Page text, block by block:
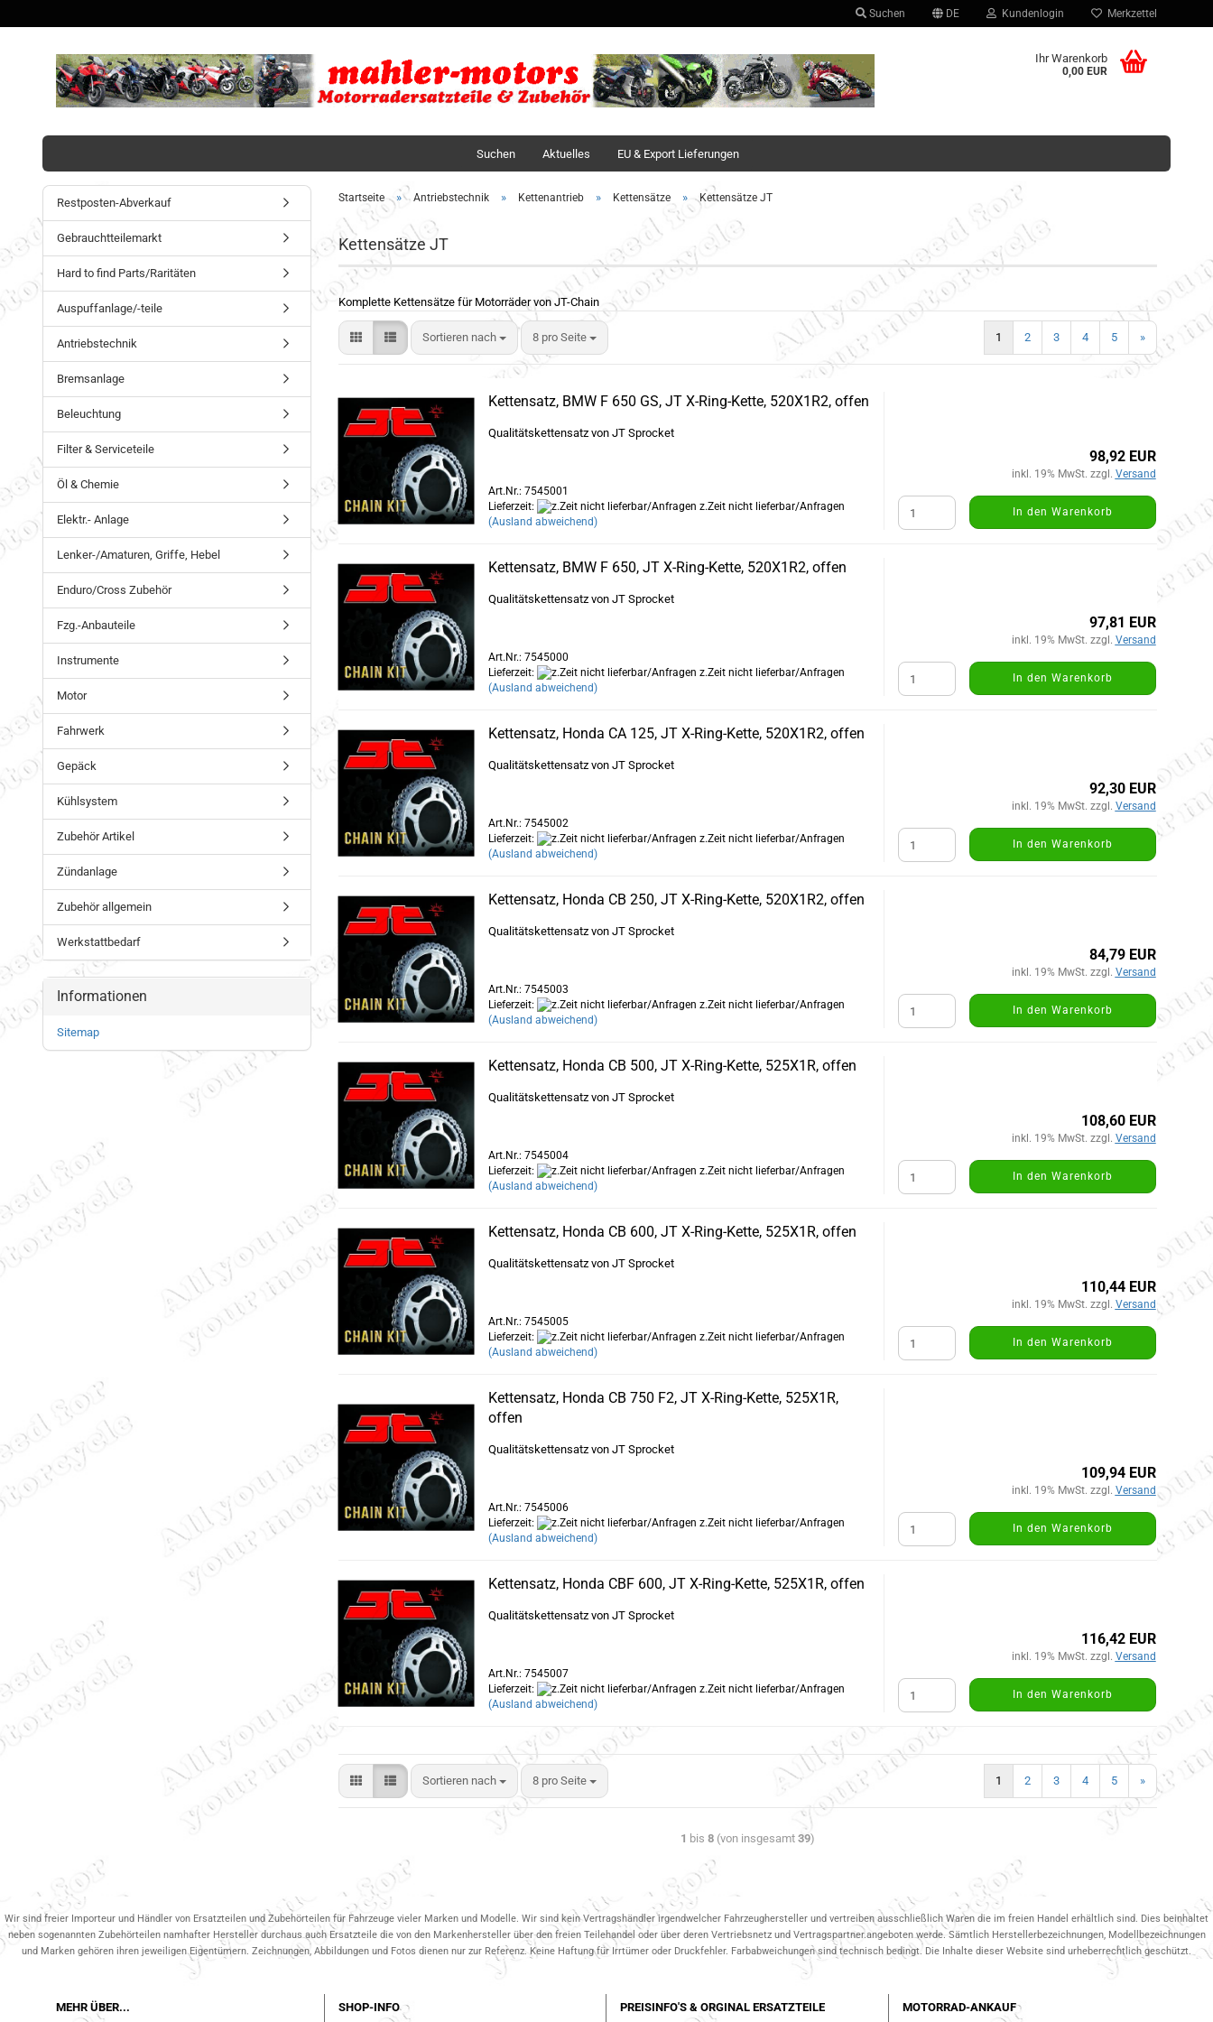
Suchen DE
Sprache auswählen
Kundenlogin
Konto erstellen
Passwort vergessen?
Merkzettel
Ihr Warenkorb
0,00 EUR
Suchen Aktuelles EU & Export Lieferungen
Startseite » Antriebstechnik » Kettenantrieb » Kettensätze » Kettensätze JT
Kettensätze JT
Komplette Kettensätze für Motorräder von JT-Chain
Sortieren nach 8 pro Seite 1 2 3 4 5 »
Kettensatz, BMW F 650 GS, JT X-Ring-Kette, 520X1R2, offen
Qualitätskettensatz von JT Sprocket
Art.Nr.: 7545001
Lieferzeit:
z.Zeit nicht lieferbar/Anfragen
(Ausland abweichend)
98,92 EUR
inkl. 19% MwSt. zzgl. Versand
In den Warenkorb
Kettensatz, BMW F 650, JT X-Ring-Kette, 520X1R2, offen
Qualitätskettensatz von JT Sprocket
Art.Nr.: 7545000
Lieferzeit:
z.Zeit nicht lieferbar/Anfragen
(Ausland abweichend)
97,81 EUR
inkl. 19% MwSt. zzgl. Versand
In den Warenkorb
Kettensatz, Honda CA 125, JT X-Ring-Kette, 520X1R2, offen
Qualitätskettensatz von JT Sprocket
Art.Nr.: 7545002
Lieferzeit:
z.Zeit nicht lieferbar/Anfragen
(Ausland abweichend)
92,30 EUR
inkl. 19% MwSt. zzgl. Versand
In den Warenkorb
Kettensatz, Honda CB 250, JT X-Ring-Kette, 520X1R2, offen
Qualitätskettensatz von JT Sprocket
Art.Nr.: 7545003
Lieferzeit:
z.Zeit nicht lieferbar/Anfragen
(Ausland abweichend)
84,79 EUR
inkl. 19% MwSt. zzgl. Versand
In den Warenkorb
Kettensatz, Honda CB 500, JT X-Ring-Kette, 525X1R, offen
Qualitätskettensatz von JT Sprocket
Art.Nr.: 7545004
Lieferzeit:
z.Zeit nicht lieferbar/Anfragen
(Ausland abweichend)
108,60 EUR
inkl. 19% MwSt. zzgl. Versand
In den Warenkorb
Kettensatz, Honda CB 600, JT X-Ring-Kette, 525X1R, offen
Qualitätskettensatz von JT Sprocket
Art.Nr.: 7545005
Lieferzeit:
z.Zeit nicht lieferbar/Anfragen
(Ausland abweichend)
110,44 EUR
inkl. 19% MwSt. zzgl. Versand
In den Warenkorb
Kettensatz, Honda CB 750 F2, JT X-Ring-Kette, 525X1R,
offen
Qualitätskettensatz von JT Sprocket
Art.Nr.: 7545006
Lieferzeit:
z.Zeit nicht lieferbar/Anfragen
(Ausland abweichend)
109,94 EUR
inkl. 19% MwSt. zzgl. Versand
In den Warenkorb
Kettensatz, Honda CBF 600, JT X-Ring-Kette, 525X1R, offen
Qualitätskettensatz von JT Sprocket
Art.Nr.: 7545007
Lieferzeit:
z.Zeit nicht lieferbar/Anfragen
(Ausland abweichend)
116,42 EUR
inkl. 19% MwSt. zzgl. Versand
In den Warenkorb
Sortieren nach 8 pro Seite 1 2 3 4 5 »
1 bis 8(von insgesamt 39)
Restposten-Abverkauf
Gebrauchtteilemarkt
Hard to find Parts/Raritäten
Auspuffanlage/-teile
Antriebstechnik
Bremsanlage
Beleuchtung
Filter & Serviceteile
Öl & Chemie
Elektr.- Anlage
Lenker-/Amaturen, Griffe, Hebel
Enduro/Cross Zubehör
Fzg.-Anbauteile
Instrumente
Motor
Fahrwerk
Gepäck
Kühlsystem
Zubehör Artikel
Zündanlage
Zubehör allgemein
Werkstattbedarf
Informationen
Sitemap
Wir sind freier Importeur und Händler von Ersatzteilen und Zubehörteilen für Fahrzeuge vieler Marken und Modelle. Wir sind kein Vertragshändler irgendwelcher Fahrzeughersteller und vertreiben ausschließlich Waren die im freien Handel erhältlich sind. Dies beinhaltet
neben sogenannten Zubehörteilen namhafter Hersteller durchaus auch Ersatzteile die von den Markenhersteller über den freien Teilehandel oder über deren Vertriebsnetz und Vertragspartner.angeboten werde. Sämtlich Herstellerbezeichnungen, Modellbezeichnungen
und Marken gehören ihren jeweiligen Eigentümern. Zeichnungen, Abbildungen und Fotos dienen nur zur Referenz. Keine Haftung für Irrtümer oder Druckfehler. Farbabweichungen sind technisch bedingt. Die Inhalte dieser Website sind urheberrechtlich geschützt.
MEHR ÜBER...
SHOP-INFO
PREISINFO'S & ORGINAL ERSATZTEILE MOTORRAD-ANKAUF